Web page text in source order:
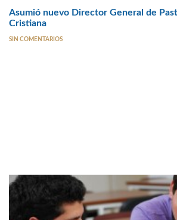
Asumió nuevo Director General de
Cristiana
SIN COMENTARIOS